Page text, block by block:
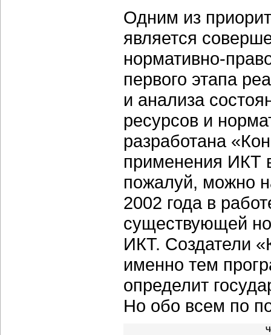
Одним из
является
нормативно-
первого этапа
и анализа
ресурсов и
разработана
применения ИКТ
пожалуй, можно
2002 года в
существующей
ИКТ. Создатели
именно тем
определит
Но обо всем по